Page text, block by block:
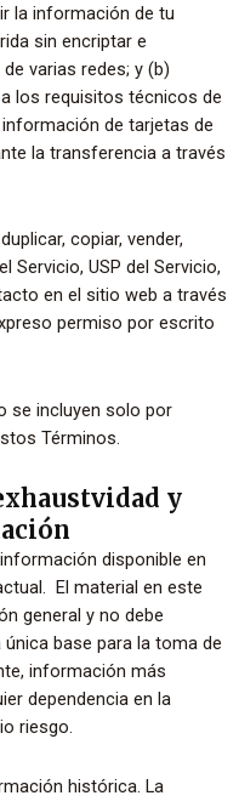
la información de tu
sin encriptar e
varias redes; y (b)
los requisitos técnicos de
de tarjetas de
la transferencia a través
copiar, vender,
Servicio, USP del Servicio,
en el sitio web a través
permiso por escrito
se incluyen solo por
Términos.
y
disponible en
El material en este
general y no debe
base para la toma de
información más
dependencia en la
riesgo.
histórica. La